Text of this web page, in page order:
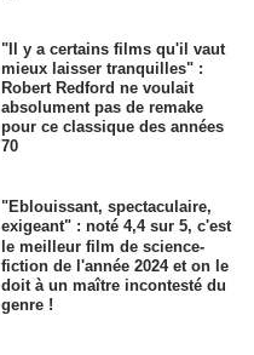
"Il y a certains films qu'il vaut
mieux laisser tranquilles" :
Robert Redford ne voulait
absolument pas de remake
pour ce classique des années
70
"Eblouissant, spectaculaire,
exigeant" : noté 4,4 sur 5, c'est
le meilleur film de science-
fiction de l'année 2024 et on le
doit à un maître incontesté du
genre !